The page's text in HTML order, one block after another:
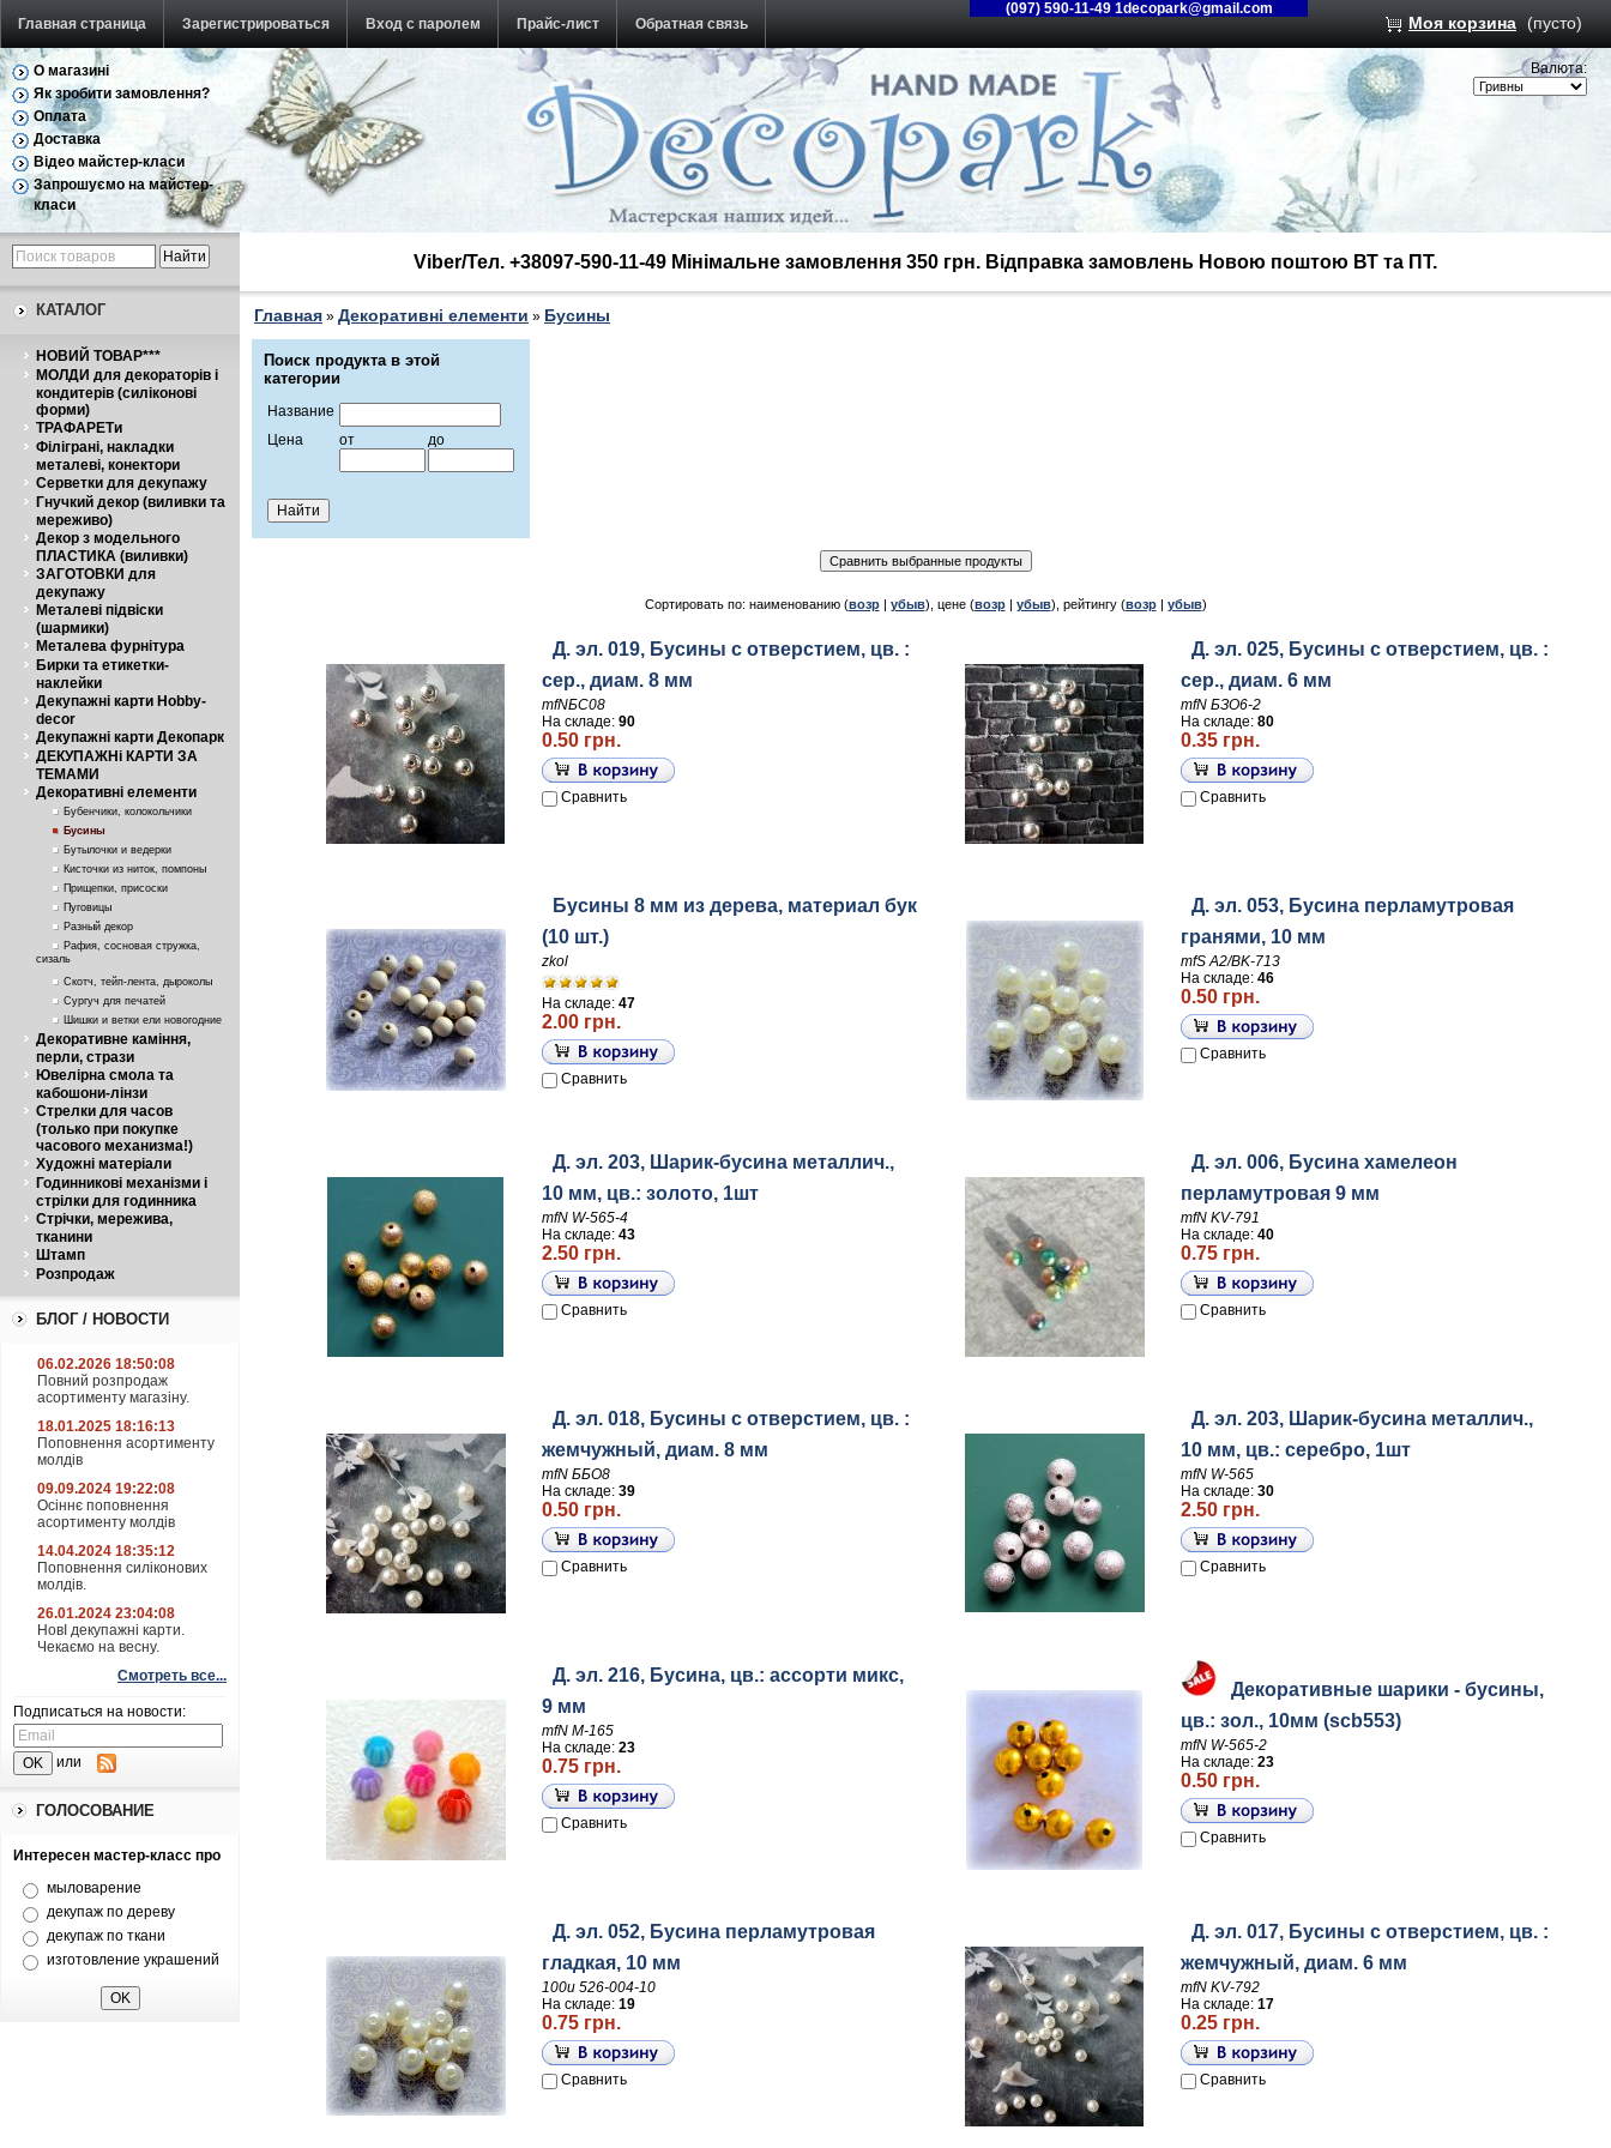
Главная страница Зарегистрироваться Вход с паролем Прайс-лист Обратная связь
(097) 590-11-49 1decopark@gmail.com
Моя корзина (пусто)
О магазині
Як зробити замовлення?
Оплата
Доставка
Відео майстер-класи
Запрошуємо на майстер-
класи
Валюта:
КАТАЛОГ
НОВИЙ ТОВАР***
МОЛДИ для декораторів і
кондитерів (силіконові
форми)
ТРАФАРЕТи
Філіграні, накладки
металеві, конектори
Серветки для декупажу
Гнучкий декор (виливки та
мереживо)
Декор з модельного
ПЛАСТИКА (виливки)
ЗАГОТОВКИ для
декупажу
Металеві підвіски
(шармики)
Металева фурнітура
Бирки та етикетки-
наклейки
Декупажні карти Hobby-
decor
Декупажні карти Декопарк
ДЕКУПАЖНі КАРТИ ЗА
ТЕМАМИ
Декоративні елементи
Бубенчики, колокольчики
Бусины
Бутылочки и ведерки
Кисточки из ниток, помпоны
Прищепки, присоски
Пуговицы
Разный декор
Рафия, сосновая стружка,
сизаль
Скотч, тейп-лента, дыроколы
Сургуч для печатей
Шишки и ветки ели новогодние
Декоративне каміння,
перли, стрази
Ювелірна смола та
кабошони-лінзи
Стрелки для часов
(только при покупке
часового механизма!)
Художні матеріали
Годинникові механізми і
стрілки для годинника
Стрічки, мережива,
тканини
Штамп
Розпродаж
БЛОГ / НОВОСТИ
06.02.2026 18:50:08
Повний розпродаж
асортименту магазіну.
18.01.2025 18:16:13
Поповнення асортименту
молдів
09.09.2024 19:22:08
Осіннє поповнення
асортименту молдів
14.04.2024 18:35:12
Поповнення силіконових
молдів.
26.01.2024 23:04:08
НовІ декупажні карти.
Чекаємо на весну.
Смотреть все...
Подписаться на новости:
или
ГОЛОСОВАНИЕ
Интересен мастер-класс про
мыловарение
декупаж по дереву
декупаж по ткани
изготовление украшений
Viber/Тел. +38097-590-11-49 Мінімальне замовлення 350 грн. Відправка замовлень Новою поштою ВТ та ПТ.
Главная » Декоративні елементи » Бусины
Поиск продукта в этой
категории
Название
Цена
от до
Сортировать по: наименованию (возр| убыв), цене (возр| убыв), рейтингу (возр| убыв)
Д. эл. 019, Бусины с отверстием, цв. :
сер., диам. 8 мм
mfNБС08
На складе: 90
0.50 грн.
Сравнить
Д. эл. 025, Бусины с отверстием, цв. :
сер., диам. 6 мм
mfN БЗО6-2
На складе: 80
0.35 грн.
Сравнить
Бусины 8 мм из дерева, материал бук
(10 шт.)
zkol
На складе: 47
2.00 грн.
Сравнить
Д. эл. 053, Бусина перламутровая
гранями, 10 мм
mfS A2/BK-713
На складе: 46
0.50 грн.
Сравнить
Д. эл. 203, Шарик-бусина металлич.,
10 мм, цв.: золото, 1шт
mfN W-565-4
На складе: 43
2.50 грн.
Сравнить
Д. эл. 006, Бусина хамелеон
перламутровая 9 мм
mfN KV-791
На складе: 40
0.75 грн.
Сравнить
Д. эл. 018, Бусины с отверстием, цв. :
жемчужный, диам. 8 мм
mfN ББО8
На складе: 39
0.50 грн.
Сравнить
Д. эл. 203, Шарик-бусина металлич.,
10 мм, цв.: серебро, 1шт
mfN W-565
На складе: 30
2.50 грн.
Сравнить
Д. эл. 216, Бусина, цв.: ассорти микс,
9 мм
mfN M-165
На складе: 23
0.75 грн.
Сравнить
Декоративные шарики - бусины,
цв.: зол., 10мм (scb553)
mfN W-565-2
На складе: 23
0.50 грн.
Сравнить
Д. эл. 052, Бусина перламутровая
гладкая, 10 мм
100и 526-004-10
На складе: 19
0.75 грн.
Сравнить
Д. эл. 017, Бусины с отверстием, цв. :
жемчужный, диам. 6 мм
mfN KV-792
На складе: 17
0.25 грн.
Сравнить